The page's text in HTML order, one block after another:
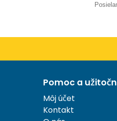
Pomoc a
Môj účet
Kontakt